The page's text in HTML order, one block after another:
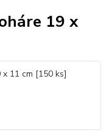
19 x